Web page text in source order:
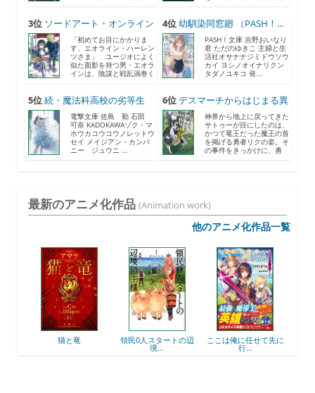
3位 ソードアート・オンライン
2...
「初めてお目にかかりま
す、エオライン・ハーレン
ツさま」 ユージオによく
似た面影を持つ男・エオラ
インは、陰謀と戦乱渦巻く
4位幼馴染同窓廻 （PASH！...
PASH！文庫 吉野おいなり
君 ただのゆきこ 主婦と生
活社オサナナジミドウソウ
カイ ヨシノオイナリクン
タダノユキコ 発...
5位続・魔法科高校の劣等生
メ...
電撃文庫 佐島 勤 石田
可奈 KADOKAWAゾク・マ
ホウカコウコウノレットウ
セイ メイジアン・カンパ
ニー ジュウニ ...
6位デスマーチからはじまる異
世...
神界から地上に戻ってきた
サトゥーが目にしたのは、
かつて竜王だった魔王の首
を掲げる勇者リクの姿。そ
の事件をきっかけに、勇
最新のアニメ化作品 (Animation work)
他のアニメ化作品一覧
猫と竜 領民0人スタートの辺
境...
ここは俺に任せて先に
行...